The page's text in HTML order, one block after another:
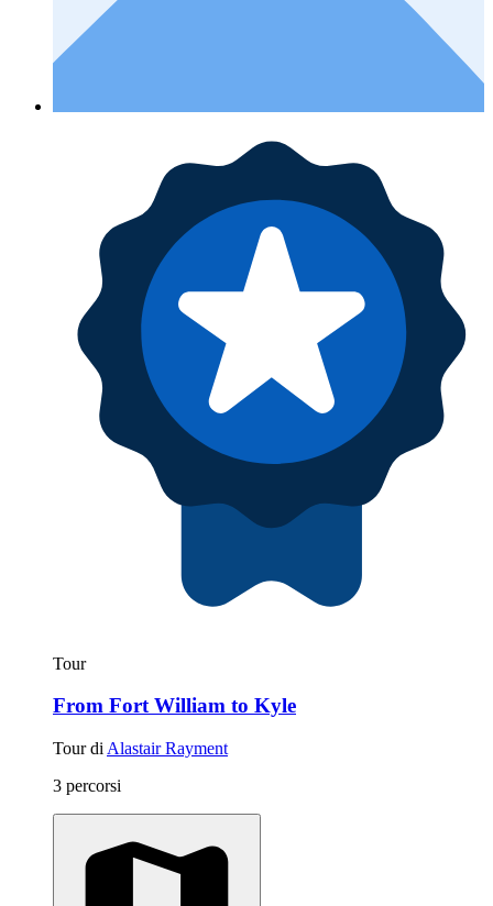
Tour
From Fort William to Kyle
Tour di Alastair Rayment
3 percorsi